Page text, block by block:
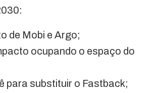
de Mobi e Argo;
ocupando o espaço do
para substituir o Fastback;